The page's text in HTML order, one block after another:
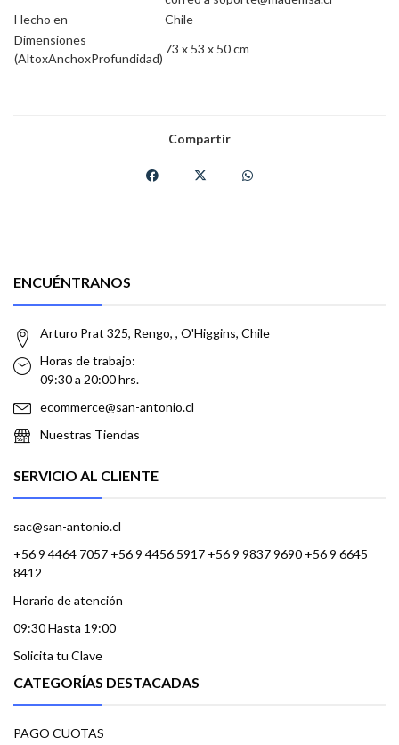
Hecho en
Chile
Dimensiones
(AltoxAnchoxProfundidad)
73 x 53 x 50 cm
Compartir
ENCUÉNTRANOS
Arturo Prat 325, Rengo, , O'Higgins, Chile
Horas de trabajo:
09:30 a 20:00 hrs.
ecommerce@san-antonio.cl
Nuestras Tiendas
SERVICIO AL CLIENTE
sac@san-antonio.cl
+56 9 4464 7057 +56 9 4456 5917 +56 9 9837 9690 +56 9 6645
8412
Horario de atención
09:30 Hasta 19:00
Solicita tu Clave
CATEGORÍAS DESTACADAS
PAGO CUOTAS